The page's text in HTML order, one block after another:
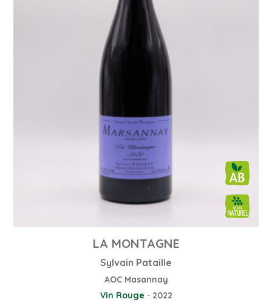
LA MONTAGNE
Sylvain Pataille
AOC Masannay
Vin Rouge - 2022